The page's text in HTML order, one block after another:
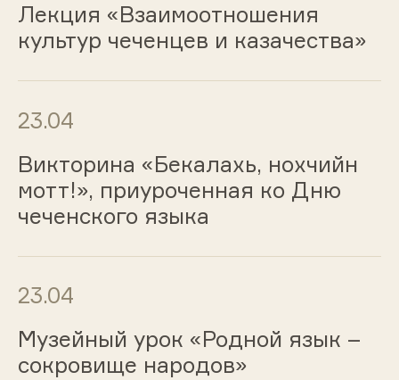
Лекция «Взаимоотношения
культур чеченцев и казачества»
23.04
Викторина «Бекалахь, нохчийн
мотт!», приуроченная ко Дню
чеченского языка
23.04
Музейный урок «Родной язык –
сокровище народов»